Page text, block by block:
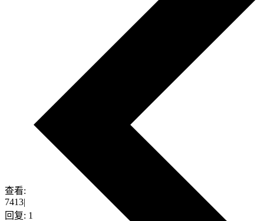
查看:
7413|
回复: 1